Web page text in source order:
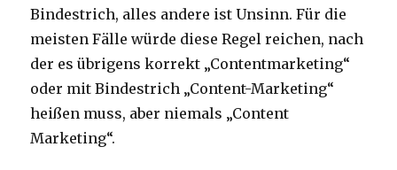
Bindestrich, alles andere ist Unsinn. Für die
meisten Fälle würde diese Regel reichen, nach
der es übrigens korrekt „Contentmarketing“
oder mit Bindestrich „Content-Marketing“
heißen muss, aber niemals „Content
Marketing“.